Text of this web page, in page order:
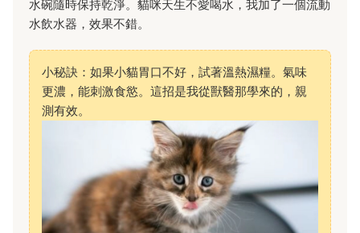
水碗隨時保持乾淨。貓咪天生不愛喝水，我加了一個流動
水飲水器，效果不錯。
小秘訣：如果小貓胃口不好，試著溫熱濕糧。氣味
更濃，能刺激食慾。這招是我從獸醫那學來的，親
測有效。